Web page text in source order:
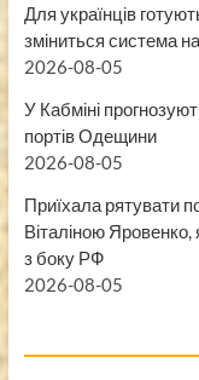
Для українців
зміниться система
2026-08-05
У Кабміні
портів Одещини
2026-08-05
Приїхала рятувати
Віталіною Яровенко,
з боку РФ
2026-08-05